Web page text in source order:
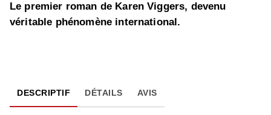
Le premier roman de Karen Viggers, devenu
véritable phénomène international.
DESCRIPTIF DÉTAILS AVIS